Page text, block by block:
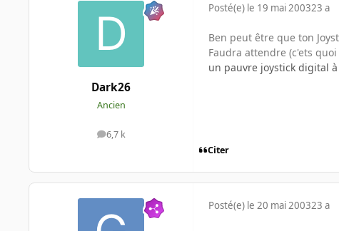
Dark26
Ancien
6,7 k
messages
Posté(e) le 19 mai 200323 a
Ben peut être que ton
Faudra attendre (c'ets
un pauvre joystick digital
Citer
Posté(e) le 20 mai 200323 a